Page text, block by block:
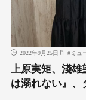
2022年9月25日 #ミュ
上原実矩、淺雄
は溺れない』